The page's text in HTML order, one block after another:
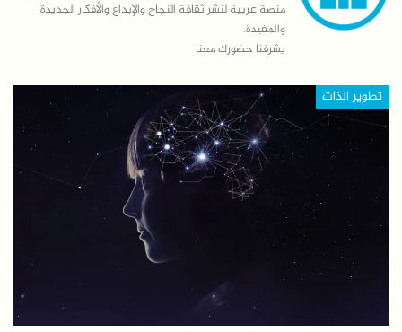
منصة عربية لنشر ثقافة النجاح والإبداع والأفكار الجديدة
والمفيدة.
يشرفنا حضورك معنا
تطوير الذات